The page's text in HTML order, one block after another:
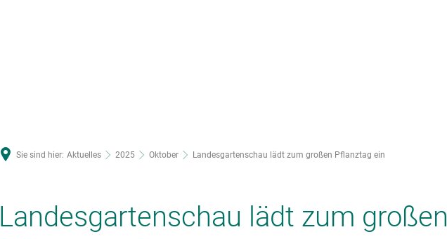
Sie sind hier: Aktuelles 2025 Oktober Landesgartenschau lädt zum großen Pflanztag ein
Landesgartenschau lädt zum großen